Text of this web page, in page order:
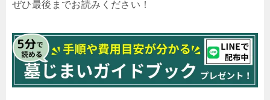
ぜひ最後までお読みください！